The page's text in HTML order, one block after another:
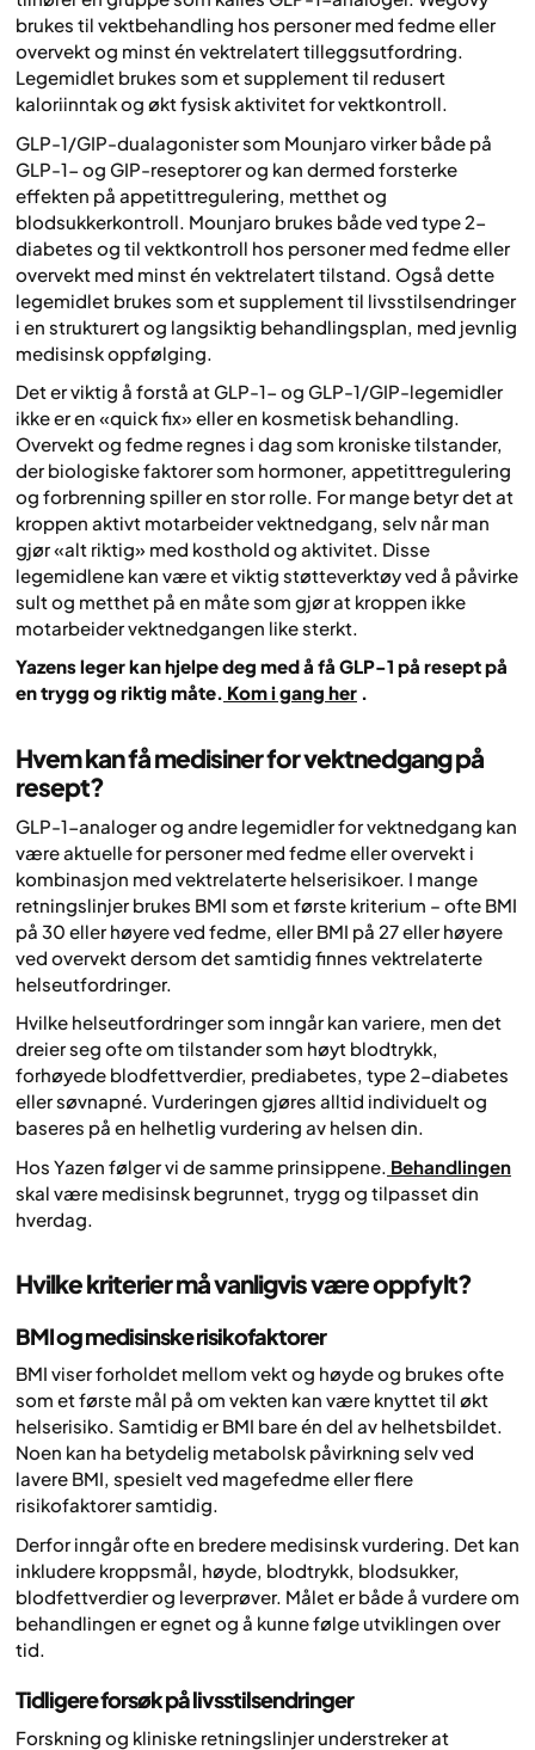
brukes til vektbehandling hos personer med fedme eller
overvekt og minst én vektrelatert tilleggsutfordring.
Legemidlet brukes som et supplement til redusert
kaloriinntak og økt fysisk aktivitet for vektkontroll.
GLP-1/GIP-dualagonister som Mounjaro virker både på
GLP-1- og GIP-reseptorer og kan dermed forsterke
effekten på appetittregulering, metthet og
blodsukkerkontroll. Mounjaro brukes både ved type 2-
diabetes og til vektkontroll hos personer med fedme eller
overvekt med minst én vektrelatert tilstand. Også dette
legemidlet brukes som et supplement til livsstilsendringer
i en strukturert og langsiktig behandlingsplan, med jevnlig
medisinsk oppfølging.
Det er viktig å forstå at GLP-1- og GLP-1/GIP-legemidler
ikke er en «quick fix» eller en kosmetisk behandling.
Overvekt og fedme regnes i dag som kroniske tilstander,
der biologiske faktorer som hormoner, appetittregulering
og forbrenning spiller en stor rolle. For mange betyr det at
kroppen aktivt motarbeider vektnedgang, selv når man
gjør «alt riktig» med kosthold og aktivitet. Disse
legemidlene kan være et viktig støtteverktøy ved å påvirke
sult og metthet på en måte som gjør at kroppen ikke
motarbeider vektnedgangen like sterkt.
Yazens leger kan hjelpe deg med å få GLP-1 på resept på
en trygg og riktig måte. Kom i gang her .
Hvem kan få medisiner for vektnedgang på
resept?
GLP-1-analoger og andre legemidler for vektnedgang kan
være aktuelle for personer med fedme eller overvekt i
kombinasjon med vektrelaterte helserisikoer. I mange
retningslinjer brukes BMI som et første kriterium – ofte BMI
på 30 eller høyere ved fedme, eller BMI på 27 eller høyere
ved overvekt dersom det samtidig finnes vektrelaterte
helseutfordringer.
Hvilke helseutfordringer som inngår kan variere, men det
dreier seg ofte om tilstander som høyt blodtrykk,
forhøyede blodfettverdier, prediabetes, type 2-diabetes
eller søvnapné. Vurderingen gjøres alltid individuelt og
baseres på en helhetlig vurdering av helsen din.
Hos Yazen følger vi de samme prinsippene. Behandlingen
skal være medisinsk begrunnet, trygg og tilpasset din
hverdag.
Hvilke kriterier må vanligvis være oppfylt?
BMI og medisinske risikofaktorer
BMI viser forholdet mellom vekt og høyde og brukes ofte
som et første mål på om vekten kan være knyttet til økt
helserisiko. Samtidig er BMI bare én del av helhetsbildet.
Noen kan ha betydelig metabolsk påvirkning selv ved
lavere BMI, spesielt ved magefedme eller flere
risikofaktorer samtidig.
Derfor inngår ofte en bredere medisinsk vurdering. Det kan
inkludere kroppsmål, høyde, blodtrykk, blodsukker,
blodfettverdier og leverprøver. Målet er både å vurdere om
behandlingen er egnet og å kunne følge utviklingen over
tid.
Tidligere forsøk på livsstilsendringer
Forskning og kliniske retningslinjer understreker at